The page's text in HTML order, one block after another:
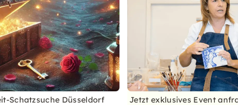
Schatzsuche Düsseldorf
Jetzt exklusives Event